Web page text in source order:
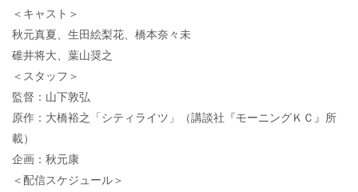
＜キャスト＞
秋元真夏、生田絵梨花、橋本奈々未
碓井将大、葉山奨之
＜スタッフ＞
監督：山下敦弘
原作：大橋裕之「シティライツ」（講談社『モーニングＫＣ』所
載）
企画：秋元康
＜配信スケジュール＞